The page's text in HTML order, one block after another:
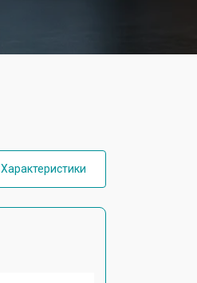
Характеристики